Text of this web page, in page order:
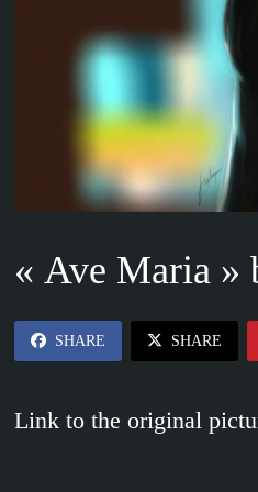
« Ave Maria »
SHARE SHARE
Link to the original